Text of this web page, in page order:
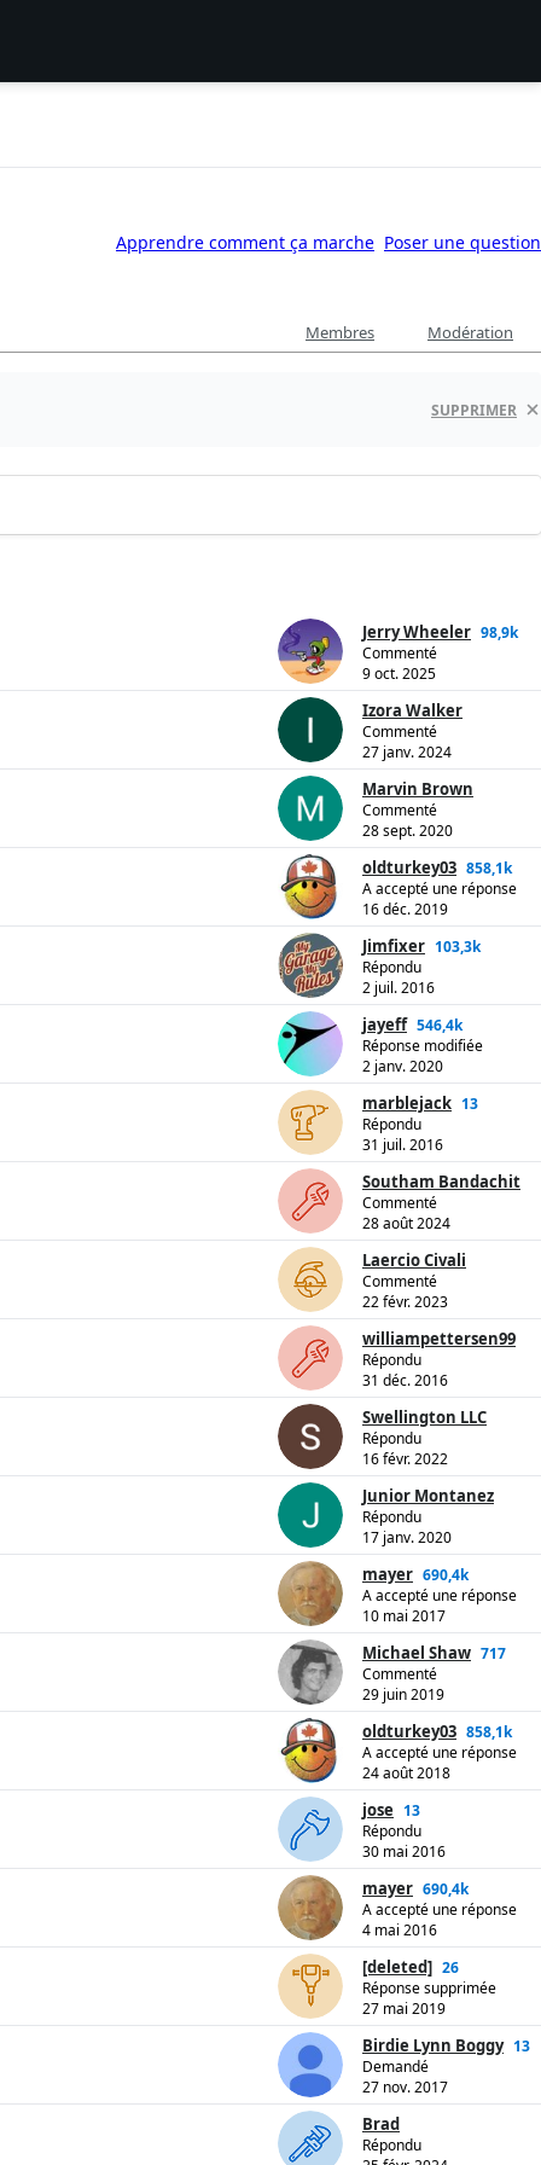
Apprendre comment ça marche Poser une question
Membres Modération
SUPPRIMER
Jerry Wheeler 98,9k
Commenté
9 oct. 2025
Izora Walker
Commenté
27 janv. 2024
Marvin Brown
Commenté
28 sept. 2020
oldturkey03 858,1k
A accepté une réponse
16 déc. 2019
Jimfixer 103,3k
Répondu
2 juil. 2016
jayeff 546,4k
Réponse modifiée
2 janv. 2020
marblejack 13
Répondu
31 juil. 2016
Southam Bandachit
Commenté
28 août 2024
Laercio Civali
Commenté
22 févr. 2023
williampettersen99
Répondu
31 déc. 2016
Swellington LLC
Répondu
16 févr. 2022
Junior Montanez
Répondu
17 janv. 2020
mayer 690,4k
A accepté une réponse
10 mai 2017
Michael Shaw 717
Commenté
29 juin 2019
oldturkey03 858,1k
A accepté une réponse
24 août 2018
jose 13
Répondu
30 mai 2016
mayer 690,4k
A accepté une réponse
4 mai 2016
[deleted] 26
Réponse supprimée
27 mai 2019
Birdie Lynn Boggy 13
Demandé
27 nov. 2017
Brad
Répondu